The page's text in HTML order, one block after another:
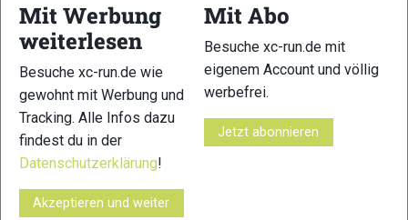
17 18
© Bilder 1 - 4, 6 - 7, 10 - 11, 14, 18, 20: Laufwerkstatt / Stefan
Mit Werbung
weiterlesen
Besuche xc-run.de wie
gewohnt mit Werbung und
Tracking. Alle Infos dazu
findest du in der
Datenschutzerklärung!
Akzeptieren und weiter
Mit Abo
Besuche xc-run.de mit
eigenem Account und völlig
werbefrei.
Jetzt abonnieren